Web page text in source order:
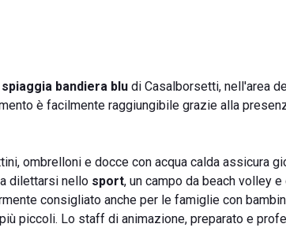
spiaggia bandiera blu di Casalborsetti, nell'area
è facilmente raggiungibile grazie alla
ombrelloni e docce con acqua calda assicura
dilettarsi nello sport, un campo da beach volley
consigliato anche per le famiglie con
piccoli. Lo staff di animazione, preparato e